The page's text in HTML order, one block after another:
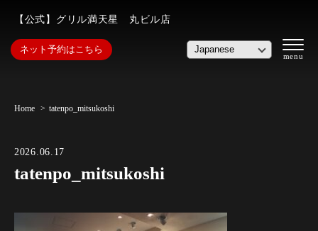
【公式】グリル満天星 丸ビル店
ネット予約はこちら
Home tatenpo_mitsukoshi
2026.06.17
tatenpo_mitsukoshi